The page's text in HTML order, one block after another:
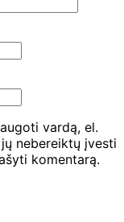
vardą, el.
nebereiktų įvesti
komentarą.